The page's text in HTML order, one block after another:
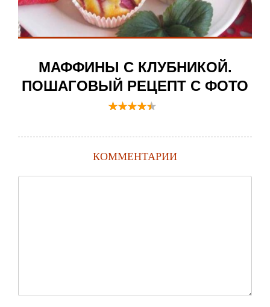
МАФФИНЫ С КЛУБНИКОЙ.
ПОШАГОВЫЙ РЕЦЕПТ С ФОТО
КОММЕНТАРИИ